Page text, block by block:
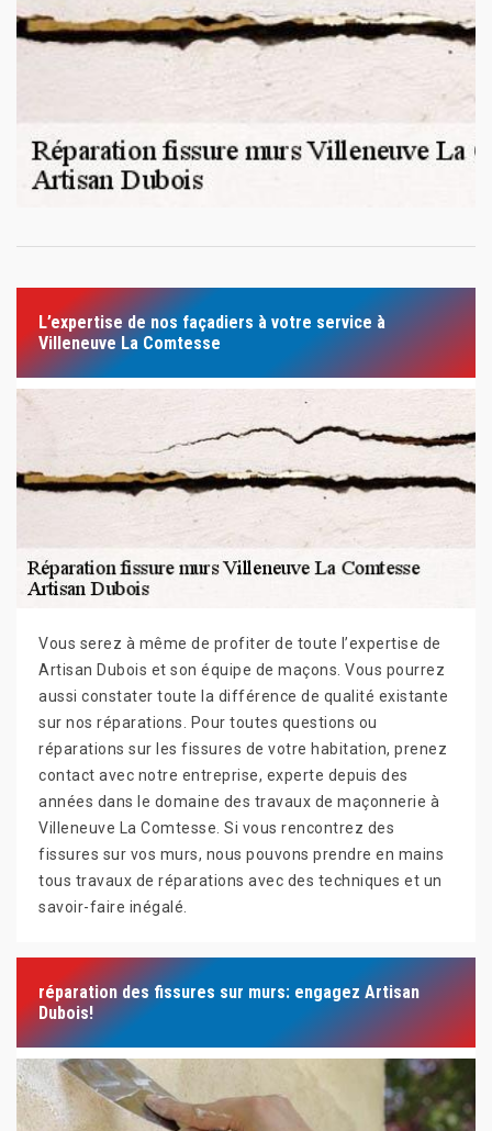
L’expertise de nos façadiers à votre service à
Villeneuve La Comtesse
Vous serez à même de profiter de toute l’expertise de
Artisan Dubois et son équipe de maçons. Vous pourrez
aussi constater toute la différence de qualité existante
sur nos réparations. Pour toutes questions ou
réparations sur les fissures de votre habitation, prenez
contact avec notre entreprise, experte depuis des
années dans le domaine des travaux de maçonnerie à
Villeneuve La Comtesse. Si vous rencontrez des
fissures sur vos murs, nous pouvons prendre en mains
tous travaux de réparations avec des techniques et un
savoir-faire inégalé.
réparation des fissures sur murs: engagez Artisan
Dubois!